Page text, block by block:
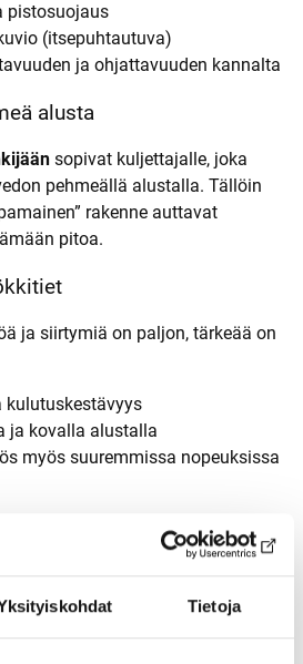
Tietoja
pistosuojaus
(itsepuhtautuva)
ja ohjattavuuden kannalta
alusta
sopivat kuljettajalle, joka
pehmeällä alustalla. Tällöin
rakenne auttavat
pitoa.
ja siirtymiä on paljon, tärkeää on
kulutuskestävyys
ja kovalla alustalla
myös suuremmissa nopeuksissa
korostuvat pito ja hallinta
ja jäällä